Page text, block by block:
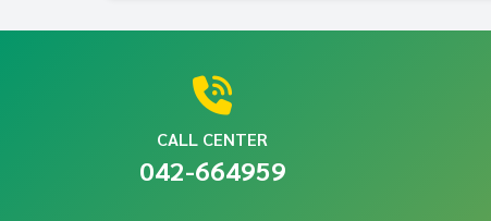
CALL CENTER
042-664959